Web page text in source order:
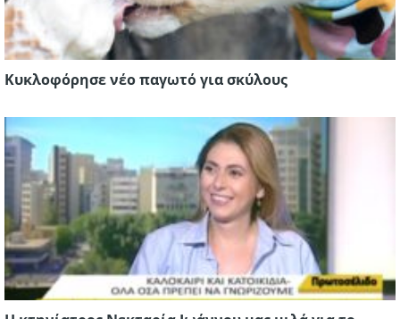
Κυκλοφόρησε νέο παγωτό για σκύλους